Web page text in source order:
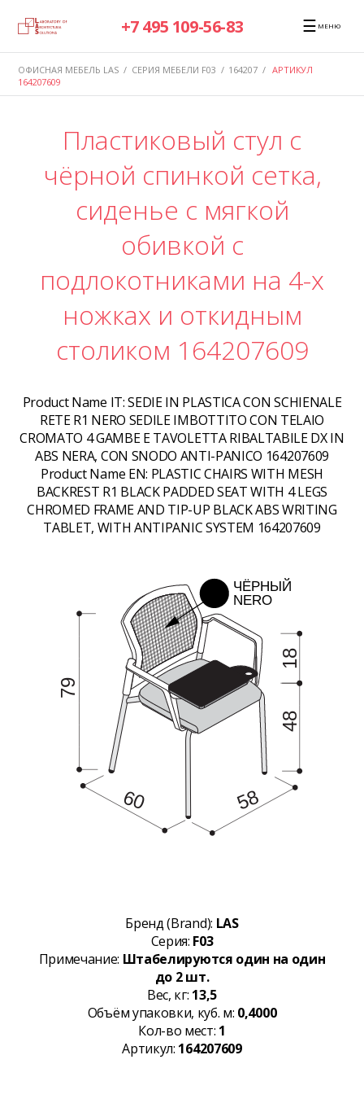
+7 495 109-56-83 ☰ МЕНЮ
ОФИСНАЯ МЕБЕЛЬ LAS / СЕРИЯ МЕБЕЛИ F03 / 164207 / АРТИКУЛ
164207609
Пластиковый стул с
чёрной спинкой сетка,
сиденье с мягкой
обивкой с
подлокотниками на 4-х
ножках и откидным
столиком 164207609
Product Name IT:SEDIE IN PLASTICA CON SCHIENALE
RETE R1 NERO SEDILE IMBOTTITO CON TELAIO
CROMATO 4 GAMBE E TAVOLETTA RIBALTABILE DX IN
ABS NERA, CON SNODO ANTI-PANICO 164207609
Product Name EN: PLASTIC CHAIRS WITH MESH
BACKREST R1 BLACK PADDED SEAT WITH 4 LEGS
CHROMED FRAME AND TIP-UP BLACK ABS WRITING
TABLET, WITH ANTIPANIC SYSTEM 164207609
Бренд (Brand): LAS
Серия: F03
Примечание: Штабелируются один на один
до 2 шт.
Вес, кг: 13,5
Объём упаковки, куб. м: 0,4000
Кол-во мест: 1
Артикул: 164207609